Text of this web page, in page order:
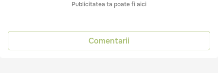
Publicitatea ta poate fi aici
Comentarii